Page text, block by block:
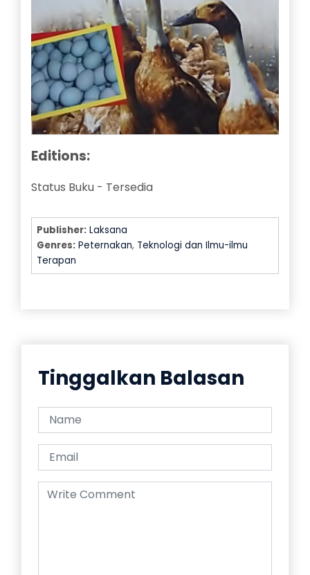
Editions:
Status Buku - Tersedia
Publisher: Laksana
Genres: Peternakan, Teknologi dan Ilmu-ilmu
Terapan
Tinggalkan Balasan